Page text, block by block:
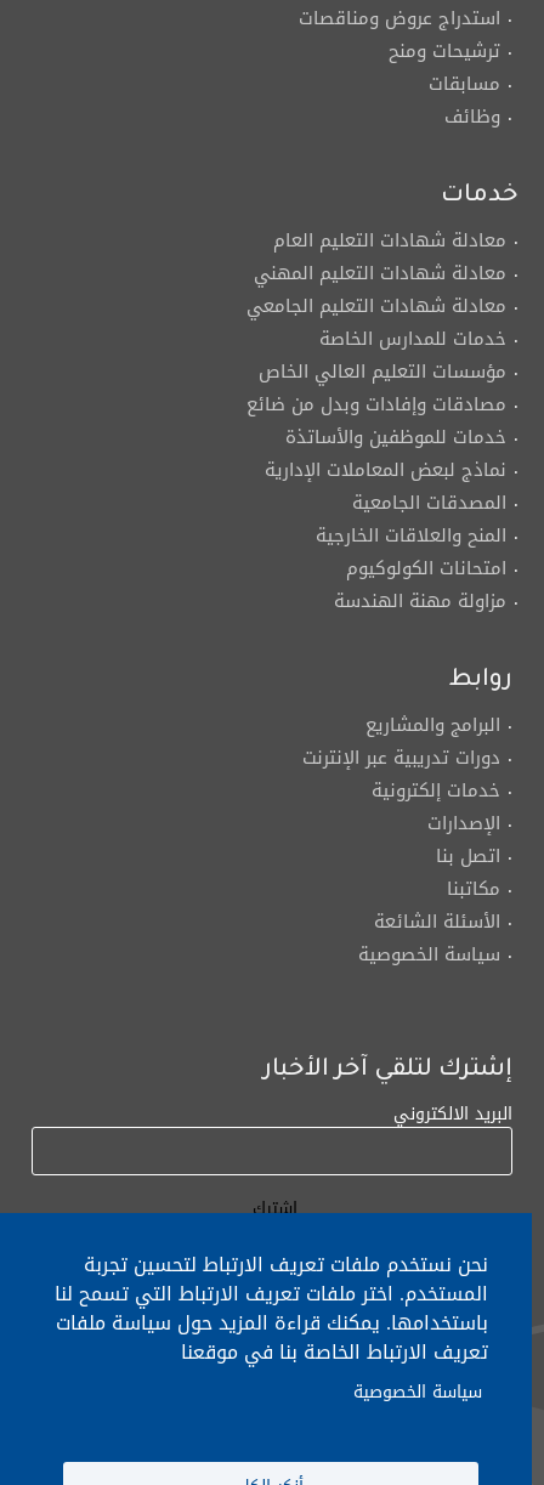
استدراج عروض ومناقصات
ترشيحات ومنح
مسابقات
وظائف
خدمات
معادلة شهادات التعليم العام
معادلة شهادات التعليم المهني
معادلة شهادات التعليم الجامعي
خدمات للمدارس الخاصة
مؤسسات التعليم العالي الخاص
مصادقات وإفادات وبدل من ضائع
خدمات للموظفين والأساتذة
نماذج لبعض المعاملات الإدارية
المصدقات الجامعية
المنح والعلاقات الخارجية
امتحانات الكولوكيوم
مزاولة مهنة الهندسة
روابط
البرامج والمشاريع
دورات تدريبية عبر الإنترنت
خدمات إلكترونية
الإصدارات
اتصل بنا
مكاتبنا
الأسئلة الشائعة
سياسة الخصوصية
إشترك لتلقي آخر الأخبار
البريد الالكتروني
لأي إستفسار الإتصال على: ٠١/٧٧٢٠٠٠
نحن نستخدم ملفات تعريف الارتباط لتحسين تجربة
المستخدم. اختر ملفات تعريف الارتباط التي تسمح لنا
باستخدامها. يمكنك قراءة المزيد حول سياسة ملفات
تعريف الارتباط الخاصة بنا في موقعنا
سياسة الخصوصية